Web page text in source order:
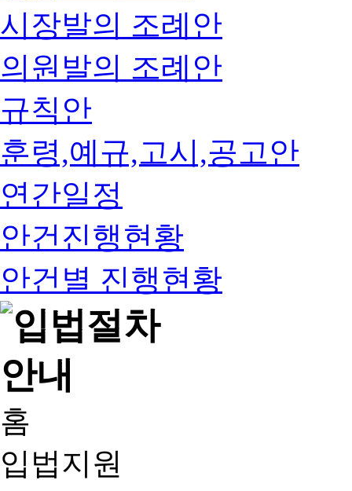
시장발의 조례안
의원발의 조례안
규칙안
훈령,예규,고시,공고안
연간일정
안건진행현황
안건별 진행현황
홈
입법지원